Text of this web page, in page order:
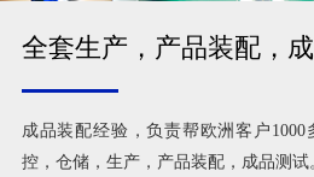
全套生产，产品装配，
成品装配经验，负责帮欧洲客户
控，仓储，生产，产品装配，成品测试